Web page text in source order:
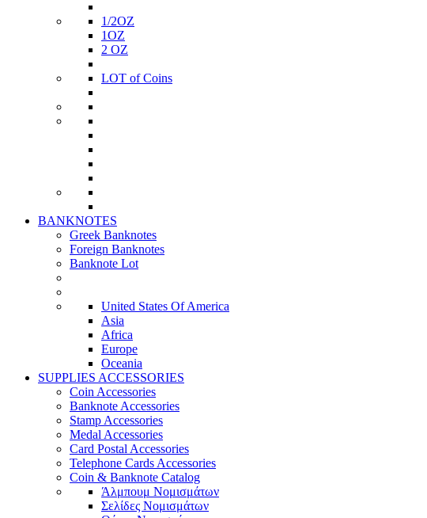
1/2ΟΖ
1ΟΖ
2 OZ
LOT of Coins
BANKNOTES
Greek Banknotes
Foreign Banknotes
Banknote Lot
United States Of America
Asia
Africa
Europe
Oceania
SUPPLIES ACCESSORIES
Coin Accessories
Banknote Accessories
Stamp Accessories
Medal Accessories
Card Postal Accessories
Telephone Cards Accessories
Coin & Banknote Catalog
Άλμπουμ Νομισμάτων
Σελίδες Νομισμάτων